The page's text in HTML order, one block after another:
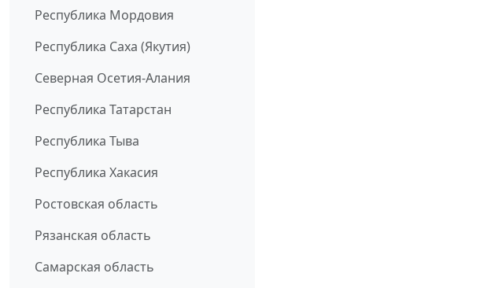
Республика Мордовия
Республика Саха (Якутия)
Северная Осетия-Алания
Республика Татарстан
Республика Тыва
Республика Хакасия
Ростовская область
Рязанская область
Самарская область